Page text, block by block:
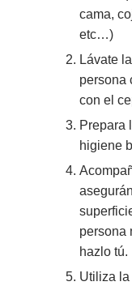
cama,
etc…)
Lávate
persona
con el
Prepara
higiene
persona
hazlo tú.
Utiliza